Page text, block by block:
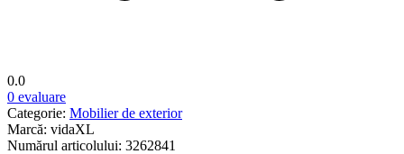
0.0
0 evaluare
Categorie: Mobilier de exterior
Marcă: vidaXL
Numărul articolului: 3262841